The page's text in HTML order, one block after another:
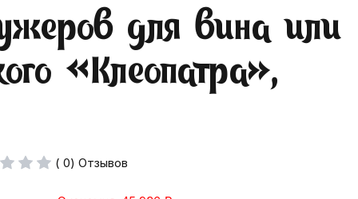
для вина или
«Клеопатра»,
( 0) Отзывов